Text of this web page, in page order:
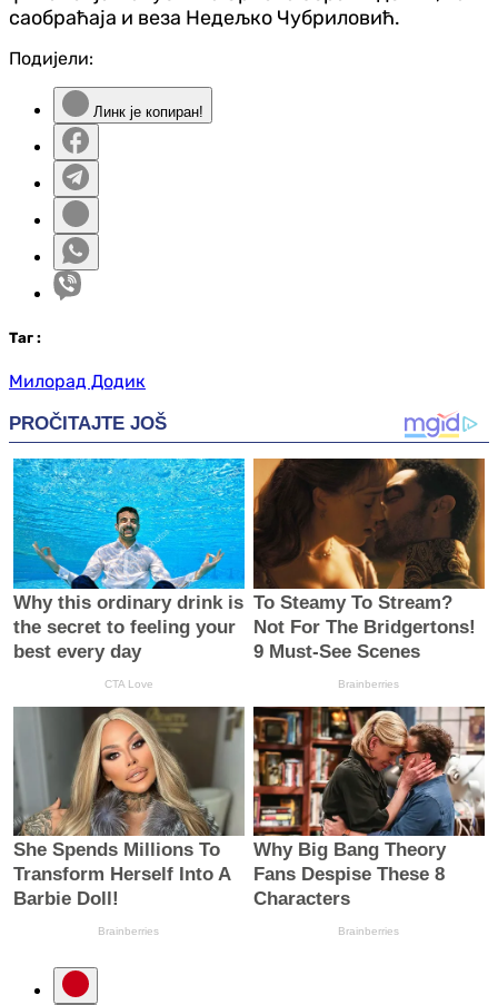
саобраћаја и веза Недељко Чубриловић.
Подијели:
Линк је копиран!
Таг :
Милорад Додик